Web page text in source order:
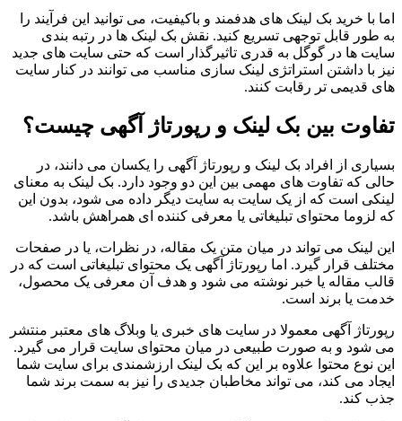
اما با خرید بک لینک های هدفمند و باکیفیت، می توانید این فرآیند را
به طور قابل توجهی تسریع کنید. نقش بک لینک ها در رتبه بندی
سایت ها در گوگل به قدری تاثیرگذار است که حتی سایت های جدید
نیز با داشتن استراتژی لینک سازی مناسب می توانند در کنار سایت
های قدیمی تر رقابت کنند.
تفاوت بین بک لینک و رپورتاژ آگهی چیست؟
بسیاری از افراد بک لینک و رپورتاژ آگهی را یکسان می دانند، در
حالی که تفاوت های مهمی بین این دو وجود دارد. بک لینک به معنای
لینکی است که از یک سایت به سایت دیگر داده می شود، بدون این
که لزوما محتوای تبلیغاتی یا معرفی کننده ای همراهش باشد.
این لینک می تواند در میان متن یک مقاله، در نظرات، یا در صفحات
مختلف قرار گیرد. اما رپورتاژ آگهی یک محتوای تبلیغاتی است که در
قالب مقاله یا خبر نوشته می شود و هدف آن معرفی یک محصول،
خدمت یا برند است.
رپورتاژ آگهی معمولا در سایت های خبری یا وبلاگ های معتبر منتشر
می شود و به صورت طبیعی در میان محتوای سایت قرار می گیرد.
این نوع محتوا علاوه بر این که بک لینک ارزشمندی برای سایت شما
ایجاد می کند، می تواند مخاطبان جدیدی را نیز به سمت برند شما
جذب کند.